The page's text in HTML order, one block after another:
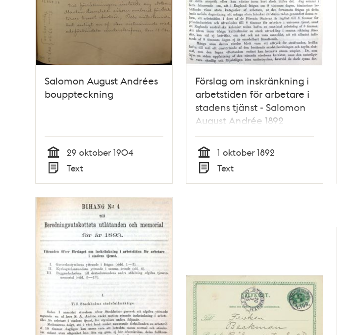
Salomon August Andrées
bouppteckning
Tid
29 oktober 1904
Typ
Text
Förslag om inskränkning i
arbetstiden för arbetare i
stadens tjänst - Salomon
August Andrée 1892
Tid
1 oktober 1892
Typ
Text